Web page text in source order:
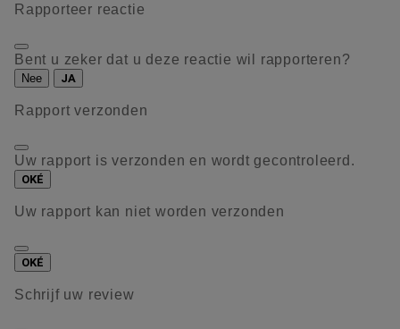
Rapporteer reactie
Bent u zeker dat u deze reactie wil rapporteren?
Nee JA
Rapport verzonden
Uw rapport is verzonden en wordt gecontroleerd.
OKÉ
Uw rapport kan niet worden verzonden
OKÉ
Schrijf uw review